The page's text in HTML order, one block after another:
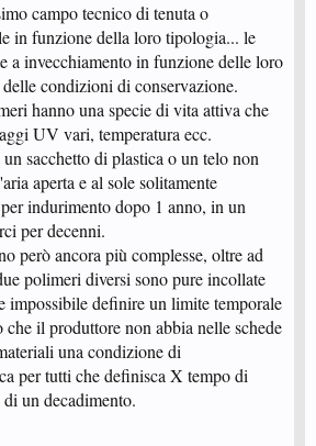
campo tecnico di tenuta o
in funzione della loro tipologia... le
a invecchiamento in funzione delle loro
condizioni di conservazione.
hanno una specie di vita attiva che
UV vari, temperatura ecc.
sacchetto di plastica o un telo non
aperta e al sole solitamente
indurimento dopo 1 anno, in un
per decenni.
però ancora più complesse, oltre ad
polimeri diversi sono pure incollate
impossibile definire un limite temporale
che il produttore non abbia nelle schede
una condizione di
per tutti che definisca X tempo di
un decadimento.